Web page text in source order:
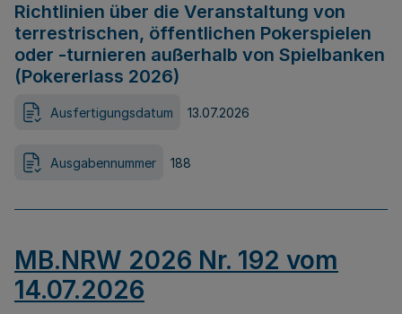
Richtlinien über die Veranstaltung von
terrestrischen, öffentlichen Pokerspielen
oder -turnieren außerhalb von Spielbanken
(Pokererlass 2026)
Ausfertigungsdatum 13.07.2026
Ausgabennummer 188
MB.NRW 2026 Nr. 192 vom
14.07.2026